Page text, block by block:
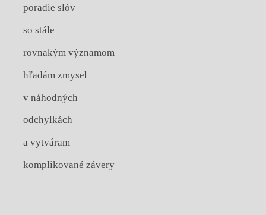
poradie slóv
so stále
rovnakým významom
hľadám zmysel
v náhodných
odchylkách
a vytváram
komplikované závery